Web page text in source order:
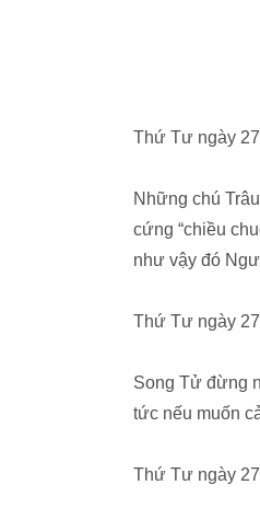
Thứ Tư ngày
Những chú
cứng “chiều
như vậy đó
Thứ Tư ngày
Song Tử đừng
tức nếu muốn
Thứ Tư ngày